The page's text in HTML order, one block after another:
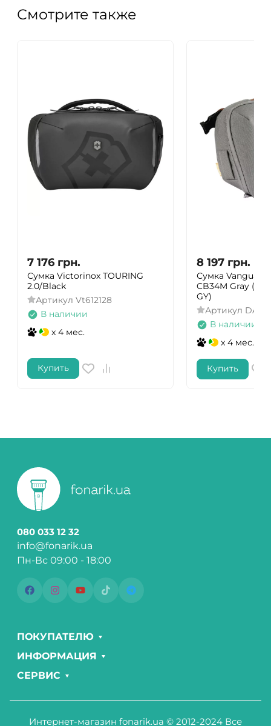
Смотрите также
7 176 грн.
Сумка Victorinox TOURING
2.0/Black
Артикул Vt612128
В наличии
x 4 мес.
Купить
8 197 грн.
Сумка Vanguard
CB34M Gray
GY)
Артикул
В наличии
x 4 мес.
Купить
080 033 12 32
info@fonarik.ua
Пн-Вс 09:00 - 18:00
ПОКУПАТЕЛЮ
ИНФОРМАЦИЯ
СЕРВИС
Интернет-магазин fonarik.ua © 2012-2024 Все